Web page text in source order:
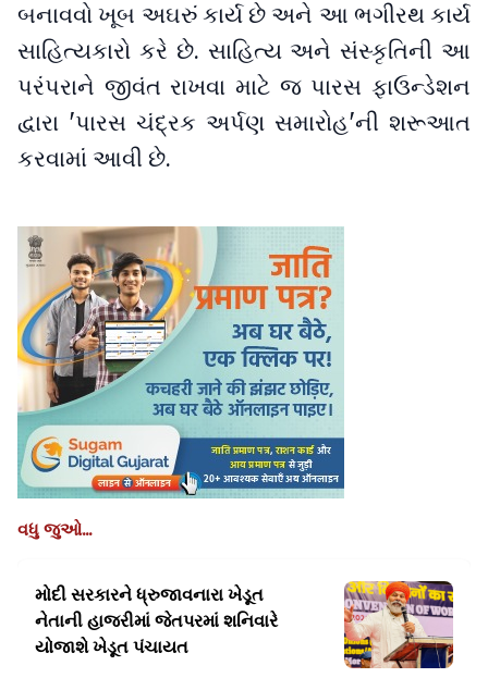
બનાવવો ખૂબ અઘરું કાર્ય છે અને આ ભગીરથ કાર્ય
સાહિત્યકારો કરે છે. સાહિત્ય અને સંસ્કૃતિની આ
પરંપરાને જીવંત રાખવા માટે જ પારસ ફાઉન્ડેશન
દ્વારા 'પારસ ચંદ્રક અર્પણ સમારોહ'ની શરૂઆત
કરવામાં આવી છે.
વધુ જુઓ...
મોદી સરકારને ધ્રુજાવનારા ખેડૂત
નેતાની હાજરીમાં જેતપરમાં શનિવારે
યોજાશે ખેડૂત પંચાયત